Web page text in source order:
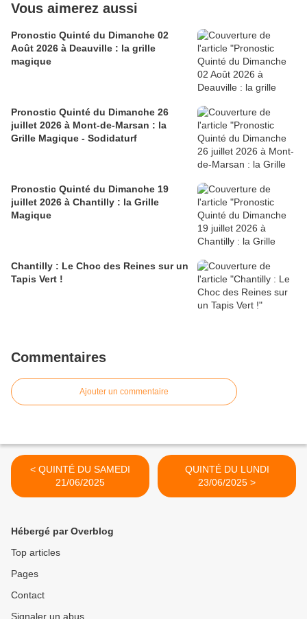
Vous aimerez aussi
Pronostic Quinté du Dimanche 02
Août 2026 à Deauville : la grille
magique
Pronostic Quinté du Dimanche 26
juillet 2026 à Mont-de-Marsan : la
Grille Magique - Sodidaturf
Pronostic Quinté du Dimanche 19
juillet 2026 à Chantilly : la Grille
Magique
Chantilly : Le Choc des Reines sur un
Tapis Vert !
Commentaires
Ajouter un commentaire
< QUINTÉ DU SAMEDI
21/06/2025
QUINTÉ DU LUNDI
23/06/2025 >
Hébergé par Overblog
Top articles
Pages
Contact
Signaler un abus